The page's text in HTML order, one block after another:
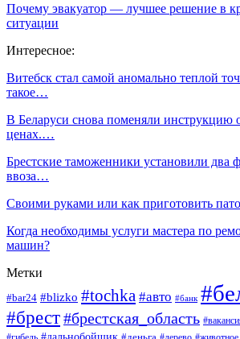
Почему эвакуатор — лучшее решение в
ситуации
Интересное:
Витебск стал самой аномально теплой
такое…
В Беларуси снова поменяли инструкцию
ценах.…
Брестские таможенники установили два
ввоза…
Своими руками или как приготовить
Когда необходимы услуги мастера по
машин?
Метки
#bar24 #blizko #tochka #авто #банк
#брест#брестская_область